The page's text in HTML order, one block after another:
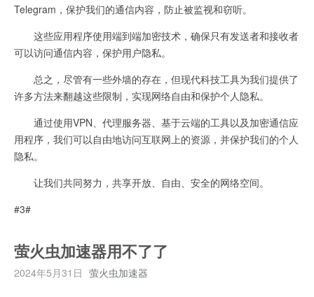
Telegram，保护我们的通信内容，防止被监视和窃听。
这些应用程序使用端到端加密技术，确保只有发送者和接收者
可以访问通信内容，保护用户隐私。
总之，尽管有一些外墙的存在，但现代科技工具为我们提供了
许多方法来翻越这些限制，实现网络自由和保护个人隐私。
通过使用VPN、代理服务器、基于云端的工具以及加密通信应
用程序，我们可以自由地访问互联网上的资源，并保护我们的个人
隐私。
让我们共同努力，共享开放、自由、安全的网络空间。
#3#
萤火虫加速器用不了了
2024年5月31日 萤火虫加速器